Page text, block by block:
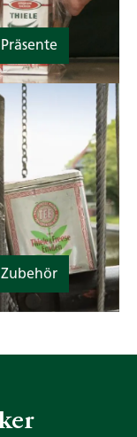
Präsente
Zubehör